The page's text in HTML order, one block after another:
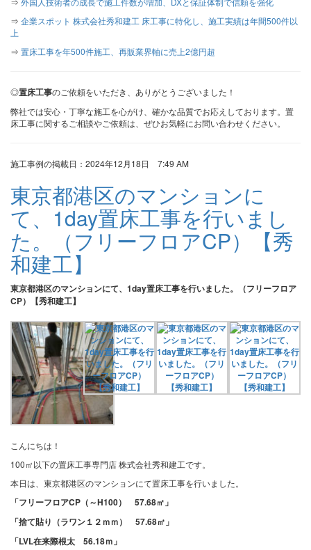
⇒ 企業スポット 株式会社秀和建工 床工事に特化し、施工実績は年間500件以
上
⇒ 置床工事を年500件施工、再販業界軸に売上2億円超
◎置床工事のご依頼をいただき、ありがとうございました！
弊社では安心・丁寧な施工を心がけ、確かな品質でお応えしております。置
床工事に関するご相談やご依頼は、ぜひお気軽にお問い合わせください。
施工事例の掲載日：2024年12月18日 7:49 AM
東京都港区のマンションに
て、1day置床工事を行いまし
た。（フリーフロアCP）【秀
和建工】
東京都港区のマンションにて、1day置床工事を行いました。（フリーフロア
CP）【秀和建工】
こんにちは！
100㎡以下の置床工事専門店 株式会社秀和建工です。
本日は、東京都港区のマンションにて置床工事を行いました。
「フリーフロアCP（～H100） 57.68㎡」
「捨て貼り（ラワン１２ｍｍ） 57.68㎡」
「LVL在来際根太 56.18ｍ」